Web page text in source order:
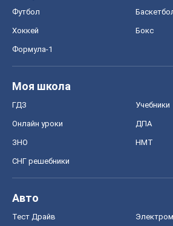
Футбол
Хоккей Бокс
Формула-1
Моя школа
ГДЗ Учебники
Онлайн уроки ДПА
ЗНО НМТ
СНГ решебники
Авто
Тест Драйв